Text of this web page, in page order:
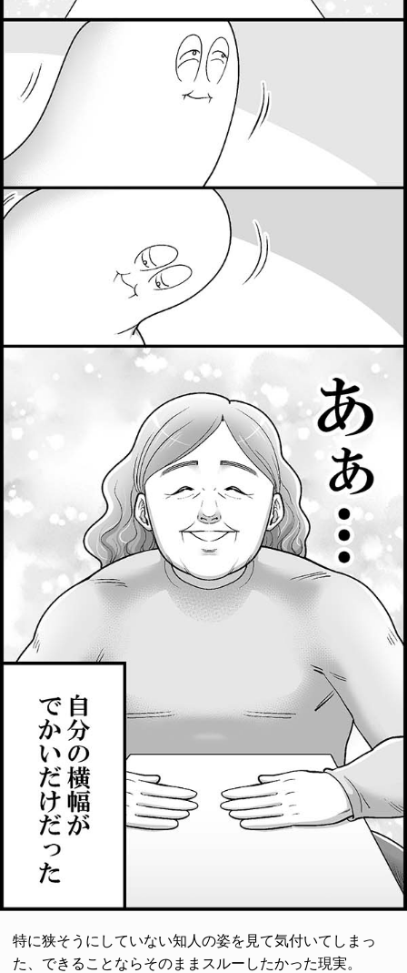
特に狭そうにしていない知人の姿を見て気付いてしまっ
た、できることならそのままスルーしたかった現実。